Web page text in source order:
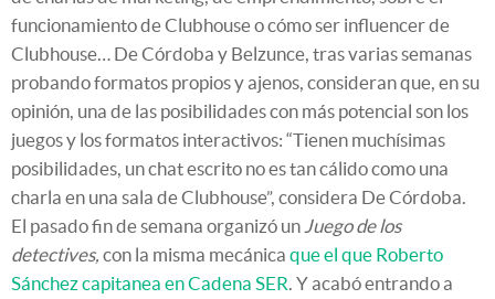
funcionamiento de Clubhouse o cómo ser influencer de
Clubhouse… De Córdoba y Belzunce, tras varias semanas
probando formatos propios y ajenos, consideran que, en su
opinión, una de las posibilidades con más potencial son los
juegos y los formatos interactivos: “Tienen muchísimas
posibilidades, un chat escrito no es tan cálido como una
charla en una sala de Clubhouse”, considera De Córdoba.
El pasado fin de semana organizó un Juego de los
detectives, con la misma mecánica que el que Roberto
Sánchez capitanea en Cadena SER . Y acabó entrando a